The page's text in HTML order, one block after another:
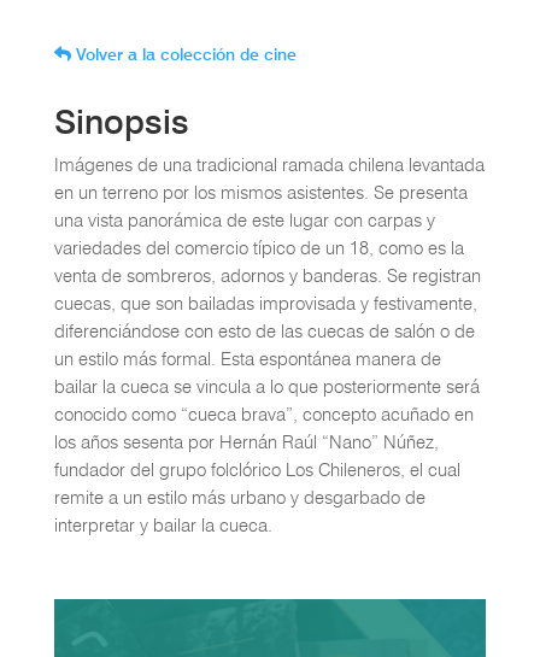
Volver a la colección de cine
Sinopsis
Imágenes de una tradicional ramada chilena levantada
en un terreno por los mismos asistentes. Se presenta
una vista panorámica de este lugar con carpas y
variedades del comercio típico de un 18, como es la
venta de sombreros, adornos y banderas. Se registran
cuecas, que son bailadas improvisada y festivamente,
diferenciándose con esto de las cuecas de salón o de
un estilo más formal. Esta espontánea manera de
bailar la cueca se vincula a lo que posteriormente será
conocido como “cueca brava”, concepto acuñado en
los años sesenta por Hernán Raúl “Nano” Núñez,
fundador del grupo folclórico Los Chileneros, el cual
remite a un estilo más urbano y desgarbado de
interpretar y bailar la cueca.